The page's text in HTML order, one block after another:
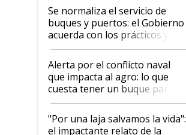
Se normaliza el servicio de
buques y puertos: el Gobierno
acuerda con los prácticos y
suspende el decreto de
desregulación
Alerta por el conflicto naval
que impacta al agro: lo que
cuesta tener un buque parado
y el peligro de que Argentina
pase a ser "país sucio"
"Por una laja salvamos la vida":
el impactante relato de la